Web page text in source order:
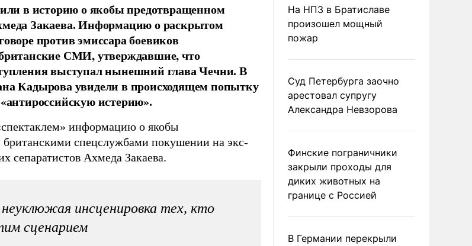
в историю о якобы предотвращенном
Закаева. Информацию о раскрытом
против эмиссара боевиков
СМИ, утверждавшие, что
выступал нынешний глава Чечни. В
Кадырова увидели в происходящем попытку
истерию».
информацию о якобы
спецслужбами покушении на экс-
сепаратистов Ахмеда Закаева.
инсценировка тех, кто
сценарием
На НПЗ в Братиславе
произошел мощный
пожар
Суд Петербурга заочно
арестовал супругу
Александра Невзорова
Финские пограничники
закрыли проходы для
диких животных на
границе с Россией
В Германии перекрыли